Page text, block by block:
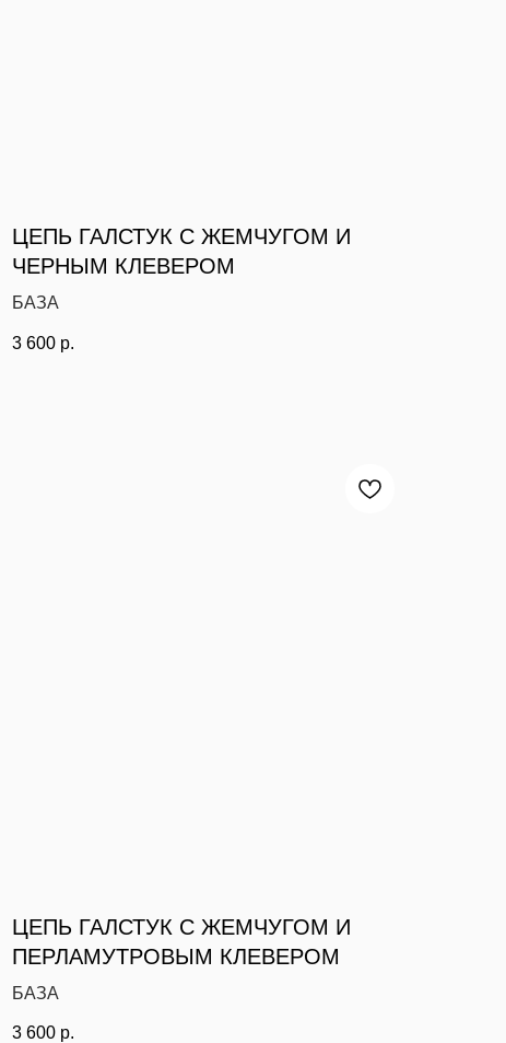
ЦЕПЬ ГАЛСТУК С ЖЕМЧУГОМ И
ЧЕРНЫМ КЛЕВЕРОМ
БАЗА
3 600 р.
ЦЕПЬ ГАЛСТУК С ЖЕМЧУГОМ И
ПЕРЛАМУТРОВЫМ КЛЕВЕРОМ
БАЗА
3 600 р.